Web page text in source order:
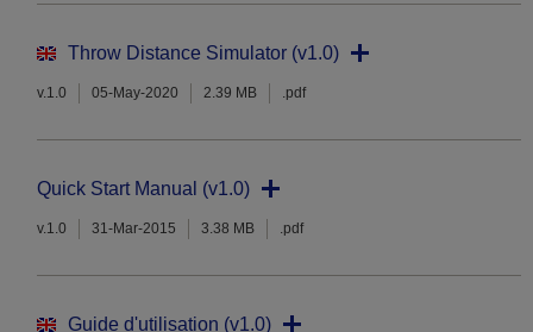
Throw Distance Simulator (v1.0)
v.1.0 05-May-2020 2.39 MB .pdf
Quick Start Manual (v1.0)
v.1.0 31-Mar-2015 3.38 MB .pdf
Guide d'utilisation (v1.0)